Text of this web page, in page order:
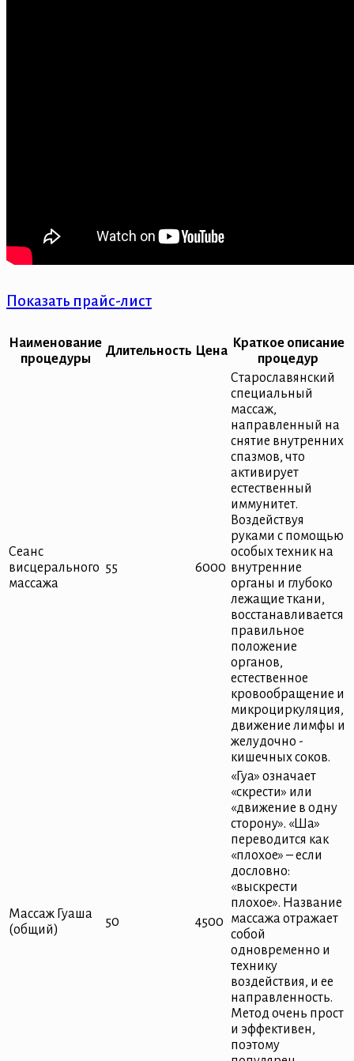
Показать прайс-лист
Наименование
процедуры
Длительность Цена
Краткое описание
процедур
Сеанс
висцерального
массажа
55 6000
Старославянский
специальный
массаж,
направленный на
снятие внутренних
спазмов, что
активирует
естественный
иммунитет.
Воздействуя
руками с помощью
особых техник на
внутренние
органы и глубоко
лежащие ткани,
восстанавливается
правильное
положение
органов,
естественное
кровообращение и
микроциркуляция,
движение лимфы и
желудочно -
кишечных соков.
Массаж Гуаша
(общий)
50 4500
«Гуа» означает
«скрести» или
«движение в одну
сторону». «Ша»
переводится как
«плохое» – если
дословно:
«выскрести
плохое». Название
массажа отражает
собой
одновременно и
технику
воздействия, и ее
направленность.
Метод очень прост
и эффективен,
поэтому